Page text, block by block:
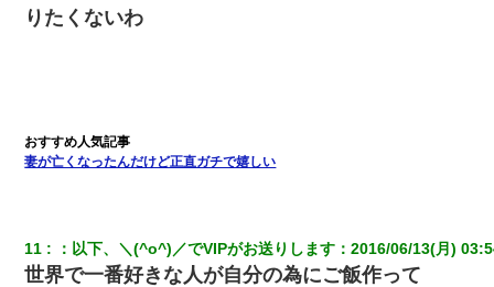
友人「酒の勢いで女先輩をホテルに連れ込んだｗｗｗｗｗ」俺
りたくないわ
妻が亡くなったんだけど正直ガチで嬉しい
11 ： 以下、＼(^o^)／でVIPがお送りします ：2016/06/13(月)
世界で一番好きな人が自分の為にご飯作って